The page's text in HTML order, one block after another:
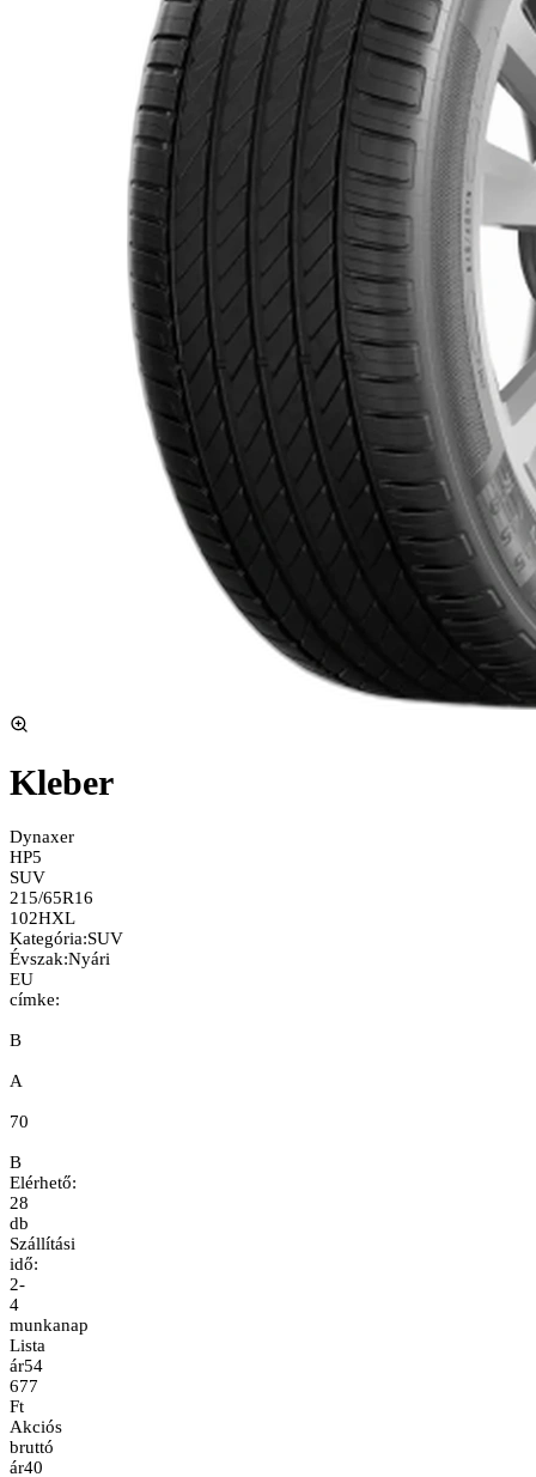
Kleber
Dynaxer
HP5
SUV
215/65R16
102HXL
Kategória:SUV
Évszak:Nyári
EU
címke:
B
A
70
B
Elérhető:
28
db
Szállítási
idő:
2-
4
munkanap
Lista
ár54
677
Ft
Akciós
bruttó
ár40